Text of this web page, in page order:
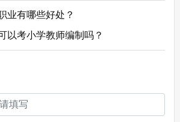
业有哪些好处？
以考小学教师编制吗？